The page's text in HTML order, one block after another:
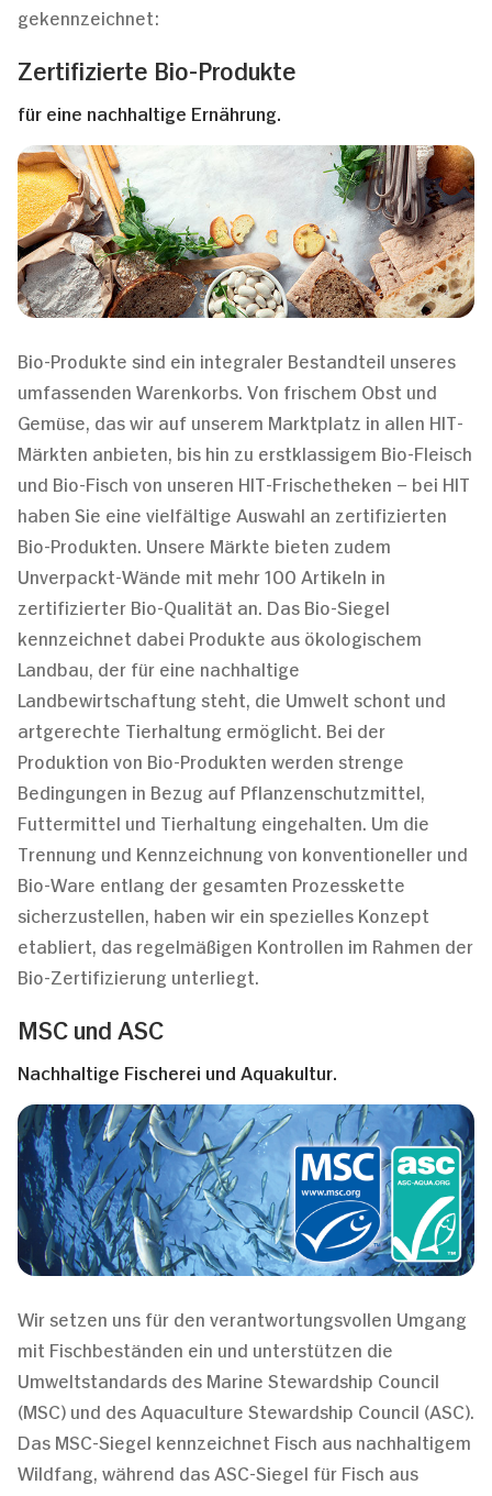
gekennzeichnet:
Zertifizierte Bio-Produkte
für eine nachhaltige Ernährung.
Bio-Produkte sind ein integraler Bestandteil unseres
umfassenden Warenkorbs. Von frischem Obst und
Gemüse, das wir auf unserem Marktplatz in allen HIT-
Märkten anbieten, bis hin zu erstklassigem Bio-Fleisch
und Bio-Fisch von unseren HIT-Frischetheken – bei HIT
haben Sie eine vielfältige Auswahl an zertifizierten
Bio-Produkten. Unsere Märkte bieten zudem
Unverpackt-Wände mit mehr 100 Artikeln in
zertifizierter Bio-Qualität an. Das Bio-Siegel
kennzeichnet dabei Produkte aus ökologischem
Landbau, der für eine nachhaltige
Landbewirtschaftung steht, die Umwelt schont und
artgerechte Tierhaltung ermöglicht. Bei der
Produktion von Bio-Produkten werden strenge
Bedingungen in Bezug auf Pflanzenschutzmittel,
Futtermittel und Tierhaltung eingehalten. Um die
Trennung und Kennzeichnung von konventioneller und
Bio-Ware entlang der gesamten Prozesskette
sicherzustellen, haben wir ein spezielles Konzept
etabliert, das regelmäßigen Kontrollen im Rahmen der
Bio-Zertifizierung unterliegt.
MSC und ASC
Nachhaltige Fischerei und Aquakultur.
Wir setzen uns für den verantwortungsvollen Umgang
mit Fischbeständen ein und unterstützen die
Umweltstandards des Marine Stewardship Council
(MSC) und des Aquaculture Stewardship Council (ASC).
Das MSC-Siegel kennzeichnet Fisch aus nachhaltigem
Wildfang, während das ASC-Siegel für Fisch aus